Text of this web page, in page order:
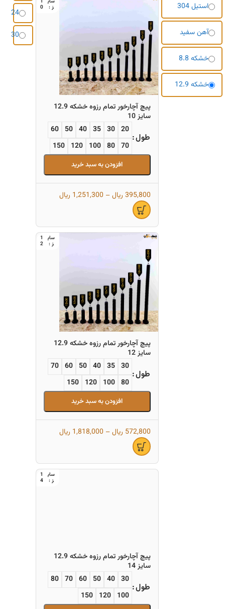
استیل 304
آهن سفید
خشکه 8.8
خشکه 12.9
0
پیچ آچارخور تمام رزوه خشکه 12.9
سایز 10
طول
20
30
35
40
50
60
70
80
100
120
150
افزودن به سبد خرید
395,800 ریال–
1,251,300 ریال
1
2
پیچ آچارخور تمام رزوه خشکه 12.9
سایز 12
طول
30
35
40
50
60
70
80
100
120
150
افزودن به سبد خرید
572,800 ریال–
1,818,000 ریال
1
4
پیچ آچارخور تمام رزوه خشکه 12.9
سایز 14
طول
30
40
50
60
70
80
100
120
150
24
30